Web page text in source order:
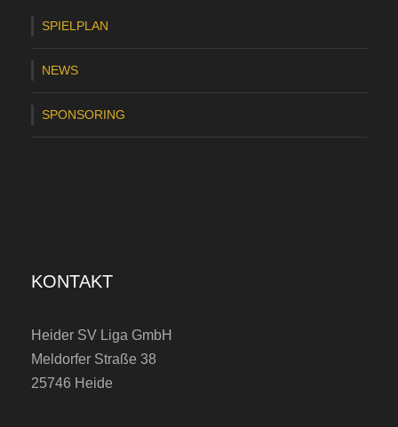
i
d
r
S
SPIELPLAN
NEWS
SPONSORING
KONTAKT
Heider SV Liga GmbH
Meldorfer Straße 38
25746 Heide